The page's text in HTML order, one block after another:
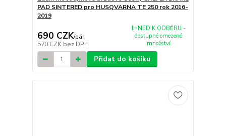
PAD SINTERED pro HUSQVARNA TE 250 rok 2016-
2019
690 CZK/pár
570 CZK bez DPH
IHNED K ODBĚRU -
dostupné omezené
množství
Přidat do košíku